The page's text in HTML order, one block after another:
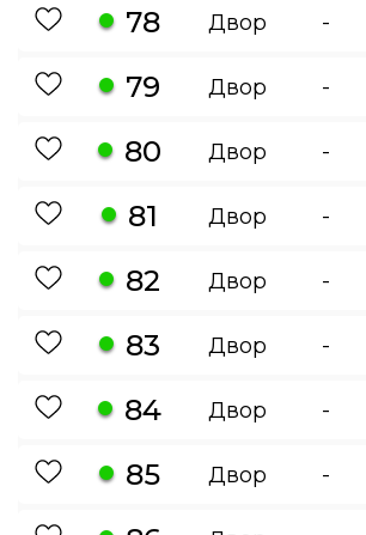
78 Двор -
79 Двор -
80 Двор -
81 Двор -
82 Двор -
83 Двор -
84 Двор -
85 Двор -